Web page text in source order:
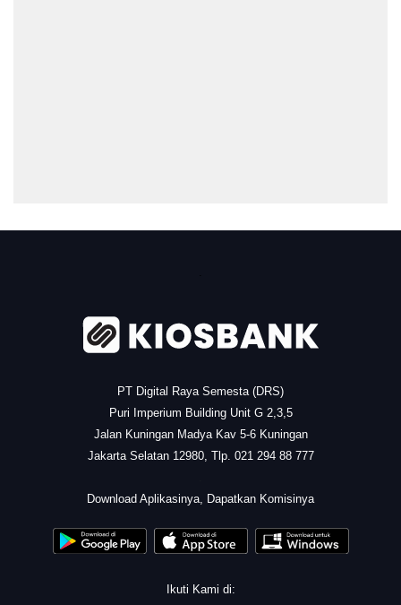
PT Digital Raya Semesta (DRS)
Puri Imperium Building Unit G 2,3,5
Jalan Kuningan Madya Kav 5-6 Kuningan
Jakarta Selatan 12980, Tlp. 021 294 88 777
Download Aplikasinya, Dapatkan Komisinya
Ikuti Kami di: